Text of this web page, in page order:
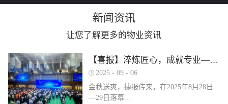
自助洗车服务随着...
新闻资讯
让您了解更多的物业资讯
【喜报】淬炼匠心，成就专业——西安锦江物业在“锦天物业杯”技能竞赛中斩获佳绩
2025 - 09 - 06
金秋送爽，捷报传来，在2025年8月28日
—29日落幕...